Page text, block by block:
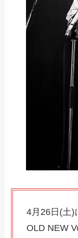
4月26日(土)
OLD NEW